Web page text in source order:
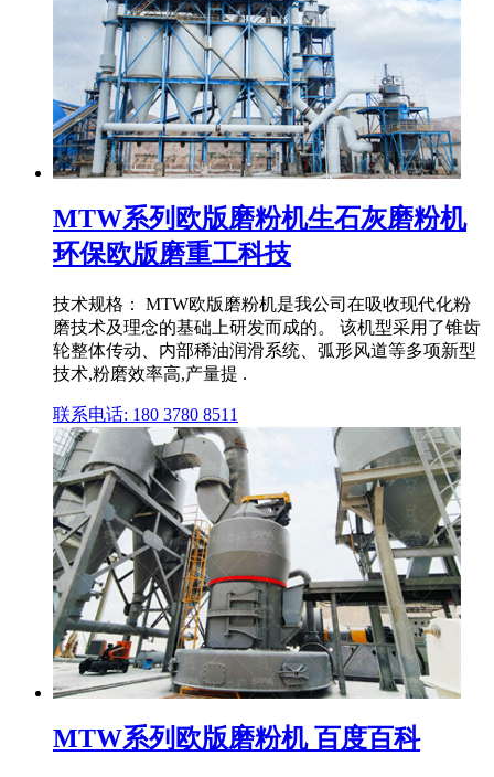
MTW系列欧版磨粉机生石灰磨粉机
环保欧版磨重工科技
技术规格： MTW欧版磨粉机是我公司在吸收现代化粉
磨技术及理念的基础上研发而成的。 该机型采用了锥齿
轮整体传动、内部稀油润滑系统、弧形风道等多项新型
技术,粉磨效率高,产量提 .
联系电话: 180 3780 8511
MTW系列欧版磨粉机 百度百科